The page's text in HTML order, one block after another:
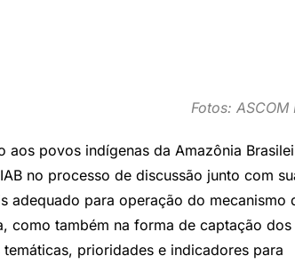
Fotos:ASCOM
povos indígenas da Amazônia
no processo de discussão junto com
adequado para operação do mecanismo
como também na forma de captação
prioridades e indicadores para